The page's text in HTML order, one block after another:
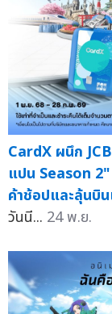
CardX ผนึก
แปน Season
ค้าช้อปและลุ้นบิ
วันนี... 24 พ.ย.